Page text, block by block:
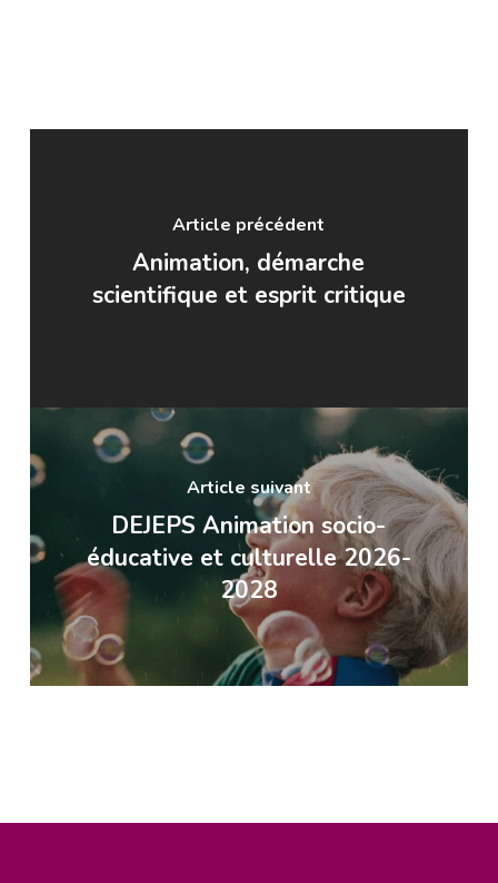
Article précédent
Animation, démarche
scientifique et esprit critique
Article suivant
DEJEPS Animation socio-
éducative et culturelle 2026-
2028